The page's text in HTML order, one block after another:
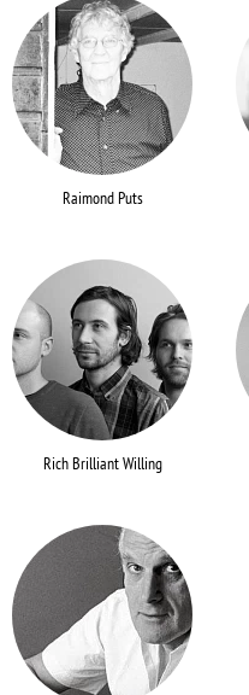
Raimond Puts
Rich Brilliant Willing